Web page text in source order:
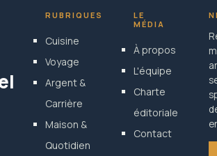
RUBRIQUES
Cuisine
Voyage
Argent &
Carrière
Maison &
Quotidien
LE
MÉDIA
À propos
L'équipe
Charte
éditoriale
Contact